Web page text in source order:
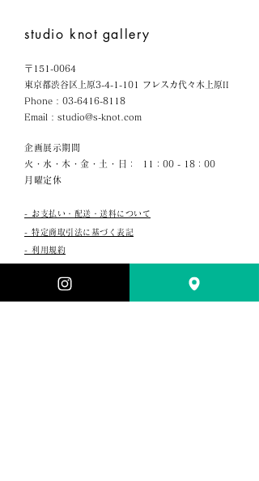
studio knot gallery
〒151-0064
東京都渋谷区上原3-4-1-101 フレスカ代々木上原II
Phone : 03-6416-8118
Email : studio@s-knot.com
企画展示期間
火・水・木・金・土・日：
11：00 - 18：00
月曜定休
- お支払い・配送・送料について
- 特定商取引法に基づく表記​
- 利用規約